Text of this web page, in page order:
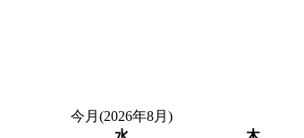
今月(2026年8月)